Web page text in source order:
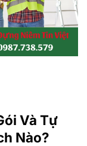
Và Tự
Nào?